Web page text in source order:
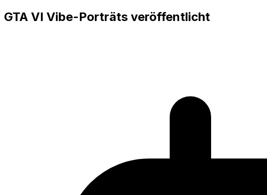
GTA VI Vibe-Porträts veröffentlicht